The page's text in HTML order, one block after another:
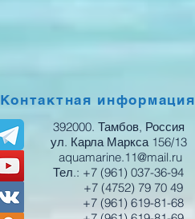
Контактная информация
392000. Тамбов, Россия
ул. Карла Маркса 156/13
aquamarine.11@mail.ru
Тел.: +7 (961) 037-36-94
+7 (4752) 79 70 49
+7 (961) 619-81-68